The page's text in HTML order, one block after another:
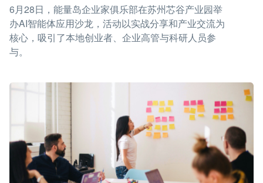
6月28日，能量岛企业家俱乐部在苏州芯谷产业园举
办AI智能体应用沙龙，活动以实战分享和产业交流为
核心，吸引了本地创业者、企业高管与科研人员参
与。